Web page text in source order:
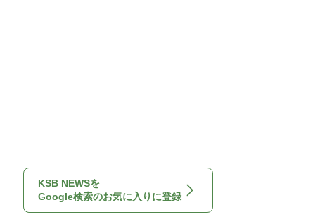
KSB NEWSを
Google検索のお気に入りに登録